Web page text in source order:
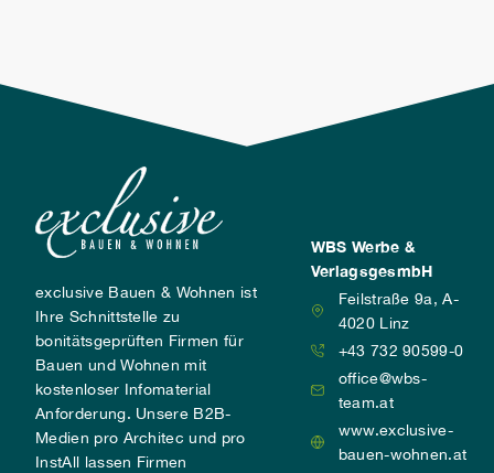
exclusive Bauen & Wohnen ist
Ihre Schnittstelle zu
bonitätsgeprüften Firmen für
Bauen und Wohnen mit
kostenloser Infomaterial
Anforderung. Unsere B2B-
Medien pro Architec und pro
InstAll lassen Firmen
WBS Werbe &
VerlagsgesmbH
Feilstraße 9a, A-
4020 Linz
+43 732 90599-0
office@wbs-
team.at
www.exclusive-
bauen-wohnen.at